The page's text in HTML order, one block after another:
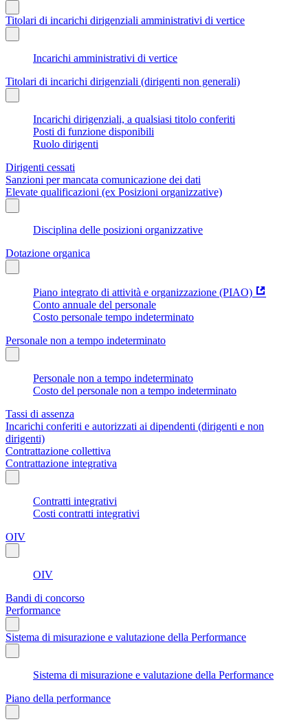
Titolari di incarichi dirigenziali amministrativi di vertice
Incarichi amministrativi di vertice
Titolari di incarichi dirigenziali (dirigenti non generali)
Incarichi dirigenziali, a qualsiasi titolo conferiti
Posti di funzione disponibili
Ruolo dirigenti
Dirigenti cessati
Sanzioni per mancata comunicazione dei dati
Elevate qualificazioni (ex Posizioni organizzative)
Disciplina delle posizioni organizzative
Dotazione organica
Piano integrato di attività e organizzazione (PIAO)
Conto annuale del personale
Costo personale tempo indeterminato
Personale non a tempo indeterminato
Personale non a tempo indeterminato
Costo del personale non a tempo indeterminato
Tassi di assenza
Incarichi conferiti e autorizzati ai dipendenti (dirigenti e non
dirigenti)
Contrattazione collettiva
Contrattazione integrativa
Contratti integrativi
Costi contratti integrativi
OIV
OIV
Bandi di concorso
Performance
Sistema di misurazione e valutazione della Performance
Sistema di misurazione e valutazione della Performance
Piano della performance